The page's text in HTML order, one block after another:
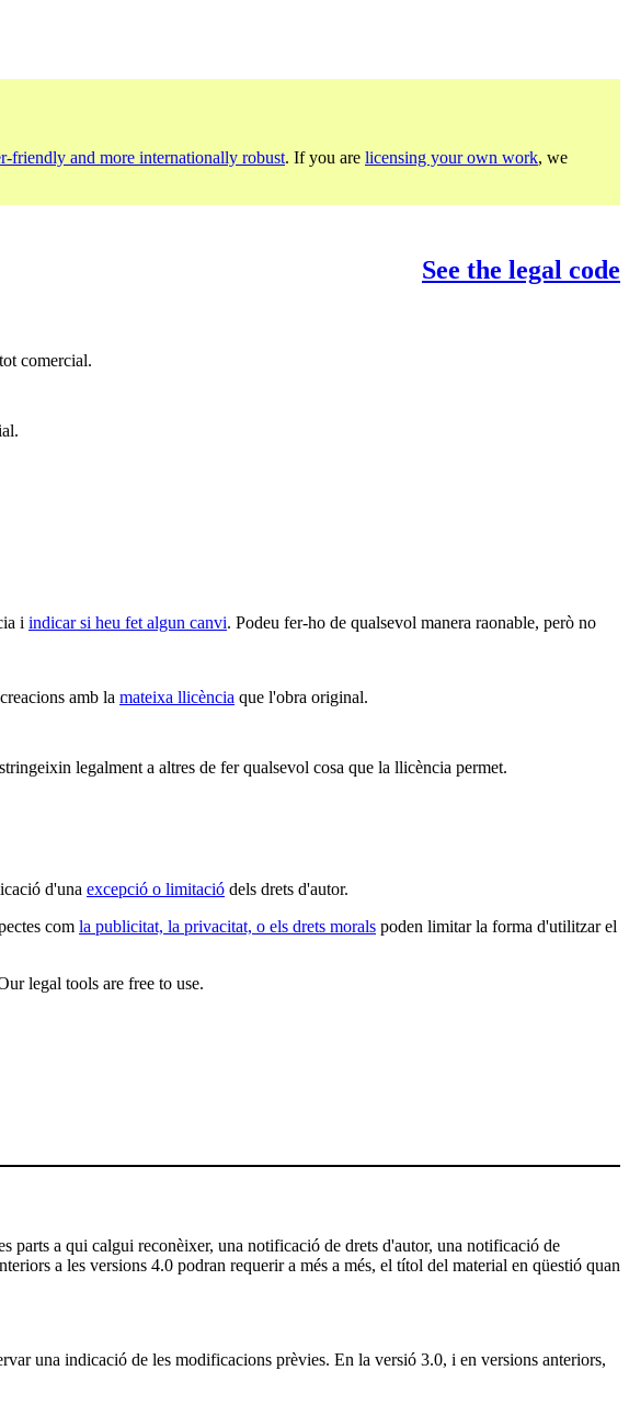
friendly and more internationally robust. If you are licensing your own work, we
See the legal code
comercial.
i indicar si heu fet algun canvi. Podeu fer-ho de qualsevol manera raonable, però no
amb la mateixa llicència que l'obra original.
legalment a altres de fer qualsevol cosa que la llicència permet.
d'una excepció o limitació dels drets d'autor.
com la publicitat, la privacitat, o els drets morals poden limitar la forma d'utilitzar el
legal tools are free to use.
a qui calgui reconèixer, una notificació de drets d'autor, una notificació de
a les versions 4.0 podran requerir a més a més, el títol del material en qüestió quan
una indicació de les modificacions prèvies. En la versió 3.0, i en versions anteriors,